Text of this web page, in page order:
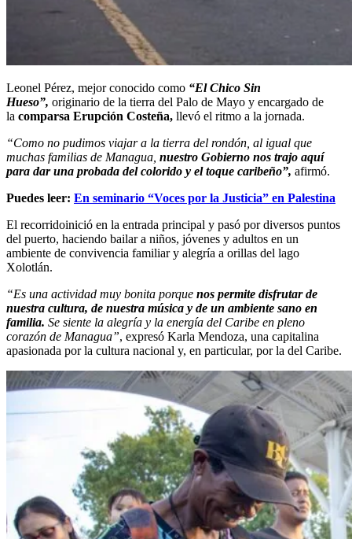
Leonel Pérez, mejor conocido como “El Chico Sin
Hueso”, originario de la tierra del Palo de Mayo y encargado de
la comparsa Erupción Costeña, llevó el ritmo a la jornada.
“Como no pudimos viajar a la tierra del rondón, al igual que
muchas familias de Managua, nuestro Gobierno nos trajo aquí
para dar una probada del colorido y el toque caribeño”, afirmó.
Puedes leer: En seminario “Voces por la Justicia” en Palestina
El recorridoinició en la entrada principal y pasó por diversos puntos
del puerto, haciendo bailar a niños, jóvenes y adultos en un
ambiente de convivencia familiar y alegría a orillas del lago
Xolotlán.
“Es una actividad muy bonita porque nos permite disfrutar de
nuestra cultura, de nuestra música y de un ambiente sano en
familia. Se siente la alegría y la energía del Caribe en pleno
corazón de Managua”, expresó Karla Mendoza, una capitalina
apasionada por la cultura nacional y, en particular, por la del Caribe.